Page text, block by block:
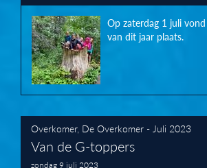
Op zaterdag 1 juli
van dit jaar plaats.
Overkomer, De Overkomer - Juli 2023
Van de G-toppers
zondag 9 juli 2023